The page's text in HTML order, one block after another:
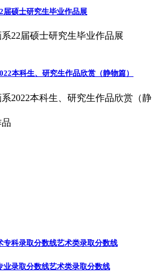
届硕士研究生毕业作品展
22届硕士研究生毕业作品展
本科生、研究生作品欣赏（静物篇）
2022本科生、研究生作品欣赏（静
专科录取分数线艺术类录取分数线
业录取分数线艺术类录取分数线